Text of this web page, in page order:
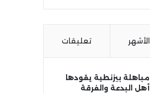
الأشهر تعليقات
مباهلة بيزنطية يقودها
أهل البدعة والفرقة